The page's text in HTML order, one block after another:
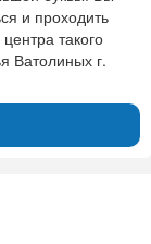
и проходить
такого
Ватолиных г.